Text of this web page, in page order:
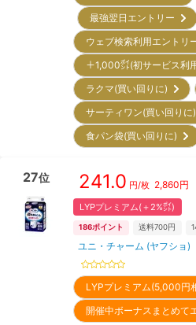
最強翌日エントリー
ウェブ検索利用エント
＋1,000㌽(初サービス
ラクマ(買い回りに)
サーティワン(買い回り
食パン袋(買い回りに)
27位 241.0 円/枚 2,860円
LYPプレミアム(＋2%㌽)
186ポイント 送料700円
ユニ・チャーム (ヤフショ)
LYPプレミアム(5,000
開催中ボーナスまとめ